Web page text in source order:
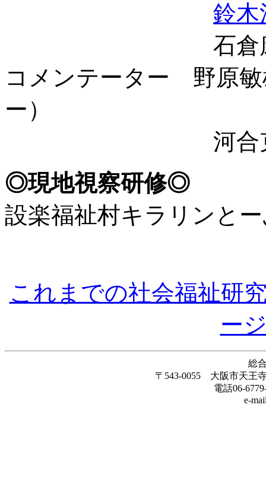
鈴木
石倉康次（
コメンテーター 野原敏
ー）
河合克義（明
◎現地視察研修◎
設楽福祉村キラリンと
これまでの社会福祉研
ー
総
〒543-0055 大阪市天王
電話06-
e-